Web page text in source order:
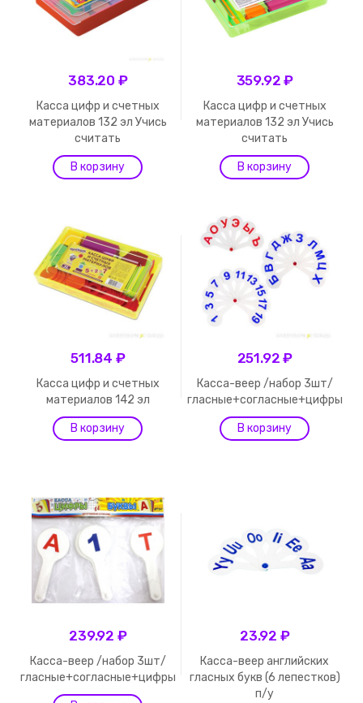
383.20 ₽
Касса цифр и счетных
материалов 132 эл Учись
считать
359.92 ₽
Касса цифр и счетных
материалов 132 эл Учись
считать
511.84 ₽
Касса цифр и счетных
материалов 142 эл
251.92 ₽
Касса-веер /набор 3шт/
гласные+согласные+цифры
239.92 ₽
Касса-веер /набор 3шт/
гласные+согласные+цифры
23.92 ₽
Касса-веер английских
гласных букв (6 лепестков)
п/у